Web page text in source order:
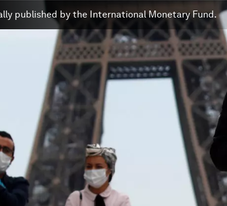
published by the International Monetary Fund.